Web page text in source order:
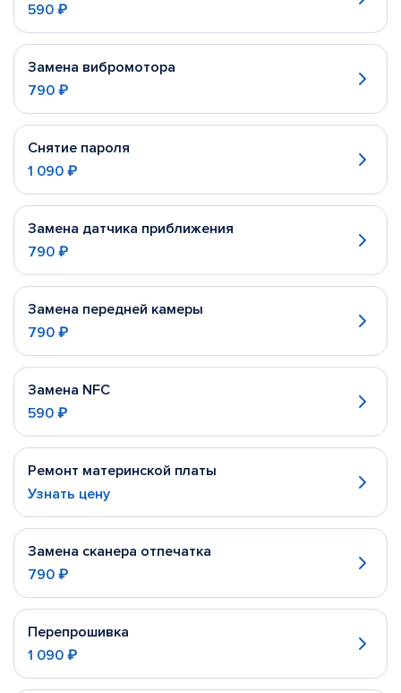
590 ₽
Замена вибромотора
790 ₽
Снятие пароля
1 090 ₽
Замена датчика приближения
790 ₽
Замена передней камеры
790 ₽
Замена NFC
590 ₽
Ремонт материнской платы
Узнать цену
Замена сканера отпечатка
790 ₽
Перепрошивка
1 090 ₽